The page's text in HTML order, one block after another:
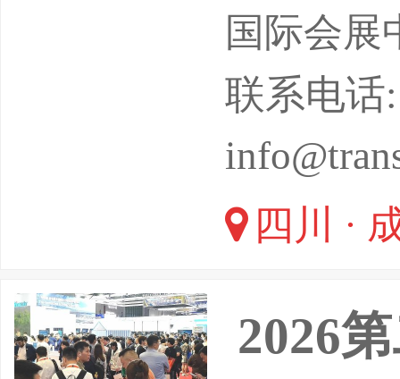
欧国际
合作论坛
年4月在
团、北
届，并
国际会展
联系电话
四川 ·
2026